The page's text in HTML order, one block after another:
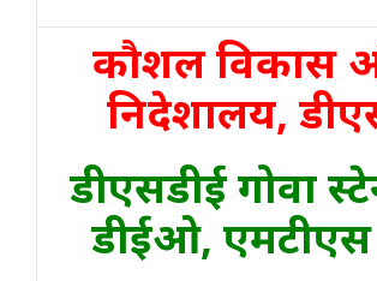
कौशल विकास
निदेशालय,
डीएसडीई गोवा
डीईओ, एमटीएस